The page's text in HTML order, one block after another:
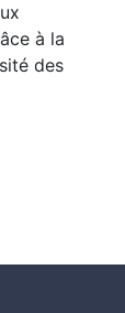
à la
des